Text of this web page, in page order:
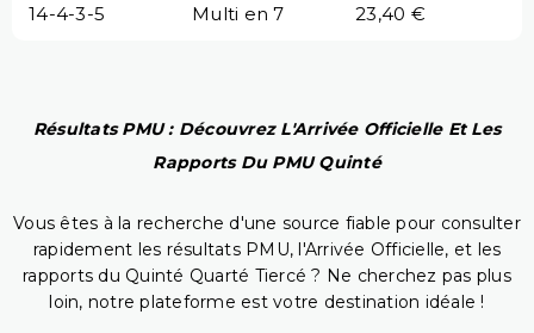
14-4-3-5
Multi en 7 23,40 €
Résultats PMU : Découvrez L'Arrivée Officielle Et Les
Rapports Du PMU Quinté
Vous êtes à la recherche d'une source fiable pour consulter
rapidement les résultats PMU, l'Arrivée Officielle, et les
rapports du Quinté Quarté Tiercé ? Ne cherchez pas plus
loin, notre plateforme est votre destination idéale !